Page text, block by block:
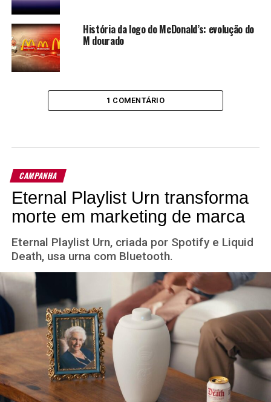
História da logo do McDonald’s: evolução do
M dourado
1 COMENTÁRIO
CAMPANHA
Eternal Playlist Urn transforma
morte em marketing de marca
Eternal Playlist Urn, criada por Spotify e Liquid
Death, usa urna com Bluetooth.